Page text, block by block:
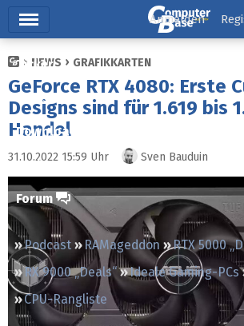
Ticker
Tests
Downloads
Preisvergleich
Forum
Podcast RAMageddon
RTX 5000
RX 9000 „Deals“
Ideale Gaming-PCs
CPU-Rangliste
Anmelden
NEWS GRAFIKKARTEN
GeForce RTX 4080: Erste
Designs sind für 1.619 bis
Handel
31.10.2022 15:59 Uhr Sven Bauduin